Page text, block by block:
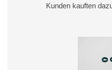
Kunden kauften